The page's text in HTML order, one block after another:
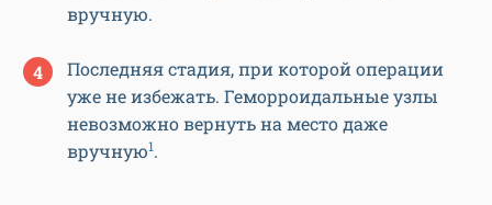
вручную.
Последняя стадия, при которой операции
уже не избежать. Геморроидальные узлы
невозможно вернуть на место даже
вручную1.